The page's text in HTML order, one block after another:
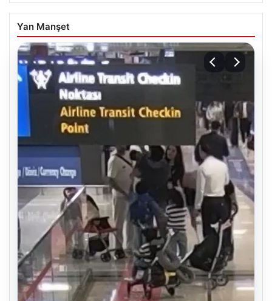
Yan Manşet
04.08.2026
DAP Yapı’dan bir ilk! Emlak Konut
güvencesi Dap vizyonuyla kendi
kendini ödeyen ev modeli
Piyasa Verileri
USD 47.59 • 0.01%
EUR 55.13 ▲ +0.18%
ALTIN 6544.1 ▲ +0.74%